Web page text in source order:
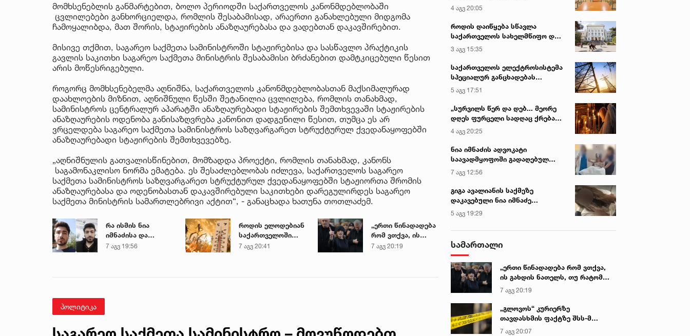
მომხსენებლის განმარტებით, ბოლო პერიოდში საქართველოს კანონმდებლობაში
ცვლილებები განხორციელდა, რომლის შესაბამისად, არაერთი განახლებული მიდგომა
ჩამოყალიბდა, მათ შორის, სტაჟირების ანაზღაურებასა და ვადებთან დაკავშირებით.
მისივე თქმით, საგარეო საქმეთა სამინისტროში სტაჟირებისა და სასწავლო პრაქტიკის
გავლის საკითხი საგარეო საქმეთა მინისტრის შესაბამისი ბრძანებით დამტკიცებული წესით
არის მოწესრიგებული.
როგორც მომხსენებელმა აღნიშნა, საქართველოს კანონმდებლობასთან მაქსიმალურად
დაახლოების მიზნით, აღნიშნული წესში შეტანილია ცვლილება, რომლის თანახმად,
სამინისტროს ცენტრალურ აპარატში ანაზღაურებადი სტაჟირების შემთხვევაში სტაჟირების
ანაზღაურების ოდენობა განისაზღვრება კანონით დადგენილი წესით, თუმცა ეს არ
ვრცელდება საგარეო საქმეთა სამინისტროს საზღვარგარეთ სტრუქტურულ ქვედანაყოფებში
ანაზღაურებადი სტაჟირების შემთხვევებზე.
„აღნიშნულის გათვალისწინებით, მომზადდა პროექტი, რომლის თანახმად, კანონს
საგამონაკლისო ნორმა ემატება. ეს შესაძლებლობას იძლევა, საქართველოს საგარეო
საქმეთა სამინისტროს საზღვარგარეთ სტრუქტურულ ქვედანაყოფებში სტაჟიორთა შრომის
ანაზღაურებასა და ოდენობასთან დაკავშირებული საკითხები დარეგულირდეს საგარეო
საქმეთა მინისტრის სამართლებრივი აქტით“, - განაცხადა ხათუნა თოთლაძემ.
რა ისმის ნია
იმნაძისა და
მამამისის ფარული
7 აგვ 19:56
როდის ელოდებიან
საქართველოში
+40-გრადუსიან
7 აგვ 20:41
„ერთი წინადადება
რომ ვთქვა, ის
გახდის ნათელს,
7 აგვ 20:19
პოლიტიკა
4 აგვ 20:05
როდის დაიწყება სწავლა
საქართველოს სახელმწიფო და
კერძო უნივერსიტეტებში
3 აგვ 15:35
საქართველოს ელექტროსისტემა
სპეციალურ განცხადებას
ავრცელებს
5 აგვ 17:51
„სურვილს წერ და დებ... მეორე
დღეს ფურცელი სადღაც ქრება
და სურვილი სრულდება...“ -
სასწაულმოქმედი ტაძარი შიდა
ქართლში
4 აგვ 20:25
ნია იმნაძის ადვოკატი
საავადმყოფოში გადაღებულ
კადრებს ავრცელებს
7 აგვ 12:56
გიგა ავალიანის საქმეზე
დაკავებული ნია იმნაძე
კლინიკაში გადაჰყავთ
5 აგვ 19:29
სამართალი
„ერთი წინადადება რომ ვთქვა,
ის გახდის ნათელს, თუ რატომ
იყო ნია იმნაძე წამქეზებელი...“ -
გიგა ავალიანის დედა
7 აგვ 20:19
„გლოვოს“ კურიერზე
თავდასხმის ფაქტზე შსს-მ
გამოძიება დაიწყო
7 აგვ 20:07